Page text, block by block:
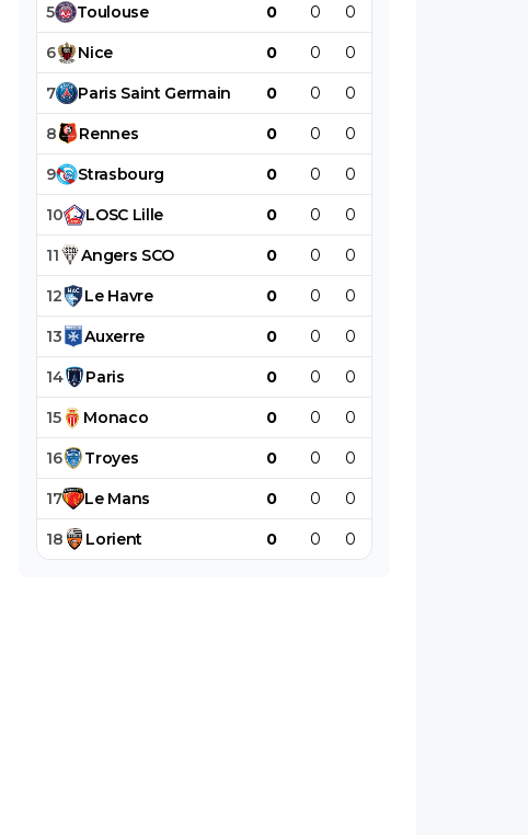
5 Toulouse 0 0 0
6 Nice 0 0 0
7 Paris Saint Germain 0 0 0
8 Rennes 0 0 0
9 Strasbourg 0 0 0
10 LOSC Lille 0 0 0
11 Angers SCO 0 0 0
12 Le Havre 0 0 0
13 Auxerre 0 0 0
14 Paris 0 0 0
15 Monaco 0 0 0
16 Troyes 0 0 0
17 Le Mans 0 0 0
18 Lorient 0 0 0